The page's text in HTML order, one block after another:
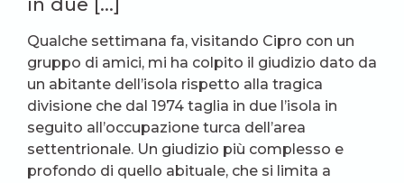
Qualche settimana fa, visitando Cipro con un
gruppo di amici, mi ha colpito il giudizio dato da
un abitante dell’isola rispetto alla tragica
divisione che dal 1974 taglia in due l’isola in
seguito all’occupazione turca dell’area
settentrionale. Un giudizio più complesso e
profondo di quello abituale, che si limita a